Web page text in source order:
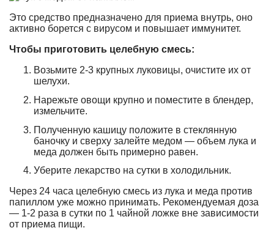
Это средство предназначено для приема внутрь, оно
активно борется с вирусом и повышает иммунитет.
Чтобы приготовить целебную смесь:
Возьмите 2-3 крупных луковицы, очистите их от
шелухи.
Нарежьте овощи крупно и поместите в блендер,
измельчите.
Полученную кашицу положите в стеклянную
баночку и сверху залейте медом — объем лука и
меда должен быть примерно равен.
Уберите лекарство на сутки в холодильник.
Через 24 часа целебную смесь из лука и меда против
папиллом уже можно принимать. Рекомендуемая доза
— 1-2 раза в сутки по 1 чайной ложке вне зависимости
от приема пищи.